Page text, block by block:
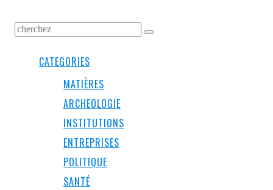
CATEGORIES
MATIÈRES
ARCHEOLOGIE
INSTITUTIONS
ENTREPRISES
POLITIQUE
SANTÉ